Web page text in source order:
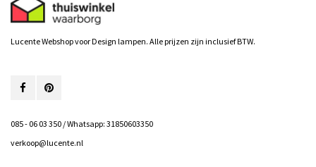
Lucente Webshop voor Design lampen. Alle prijzen zijn inclusief BTW.
085 - 06 03 350 / Whatsapp: 31850603350
verkoop@lucente.nl